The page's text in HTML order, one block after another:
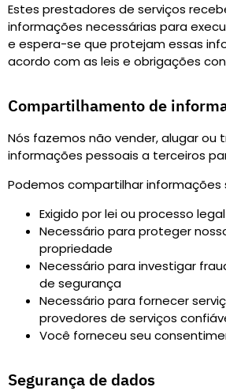
Estes prestadores de serviços
informações necessárias para
e espera-se que protejam essas
acordo com as leis e obrigações
Compartilhamento de
Nós fazemos não vender, alugar ou
informações pessoais a terceiros
Podemos compartilhar
Exigido por lei ou processo legal
Necessário para proteger
propriedade
Necessário para investigar
de segurança
Necessário para fornecer
provedores de serviços
Você forneceu seu
Segurança de dados